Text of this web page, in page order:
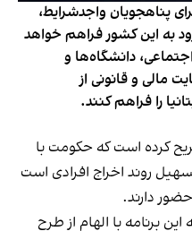
پناهجویان واجدشرایط،
به این کشور فراهم خواهد
دانشگاه‌ها و
مالی و قانونی از
را فراهم کنند.
کرده است که حکومت با
روند اخراج افرادی است
دارند.
این برنامه با الهام از طرح